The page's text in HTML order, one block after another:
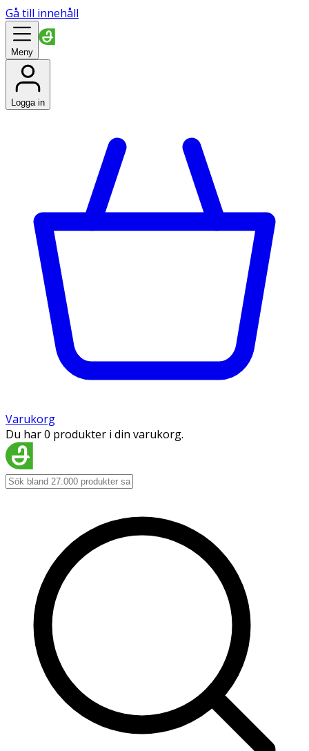
Gå till innehåll
Meny
Logga in
Varukorg
Du har 0 produkter i din varukorg.